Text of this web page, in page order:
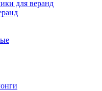
для веранд